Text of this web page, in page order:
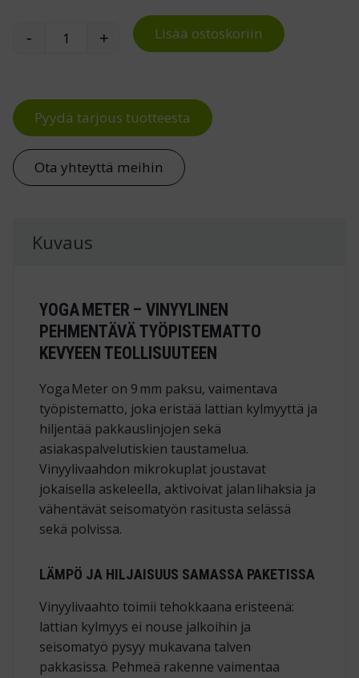
Pehmennysmatto Yoga Meter määrä
- + Lisää ostoskoriin
Pyydä tarjous tuotteesta
Ota yhteyttä meihin
Kuvaus
YOGA METER – VINYYLINEN
PEHMENTÄVÄ TYÖPISTEMATTO
KEVYEEN TEOLLISUUTEEN
Yoga Meter on 9 mm paksu, vaimentava
työpistematto, joka eristää lattian kylmyyttä ja
hiljentää pakkauslinjojen sekä
asiakaspalvelutiskien taustamelua.
Vinyylivaahdon mikro­kuplat joustavat
jokaisella askeleella, aktivoivat jalan lihaksia ja
vähentävät seisomatyön rasitusta selässä
sekä polvissa.
LÄMPÖ JA HILJAISUUS SAMASSA PAKETISSA
Vinyylivaahto toimii tehokkaana eristeenä:
lattian kylmyys ei nouse jalkoihin ja
seisomatyö pysyy mukavana talven
pakkasissa. Pehmeä rakenne vaimentaa